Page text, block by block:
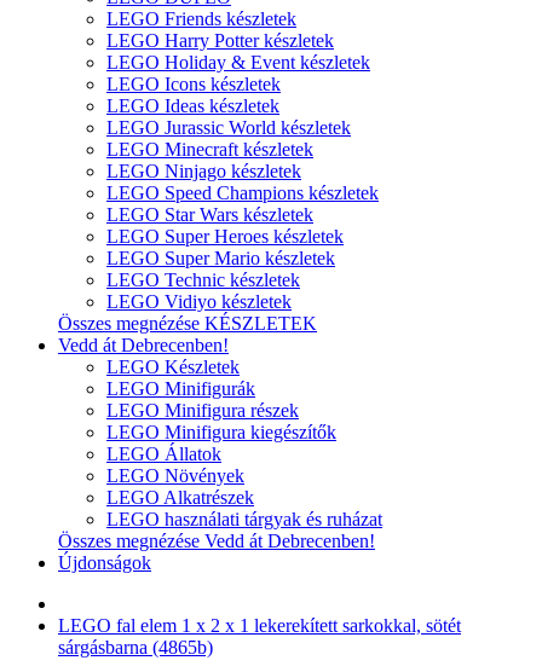
LEGO Friends készletek
LEGO Harry Potter készletek
LEGO Holiday & Event készletek
LEGO Icons készletek
LEGO Ideas készletek
LEGO Jurassic World készletek
LEGO Minecraft készletek
LEGO Ninjago készletek
LEGO Speed Champions készletek
LEGO Star Wars készletek
LEGO Super Heroes készletek
LEGO Super Mario készletek
LEGO Technic készletek
LEGO Vidiyo készletek
Összes megnézése KÉSZLETEK
Vedd át Debrecenben!
LEGO Készletek
LEGO Minifigurák
LEGO Minifigura részek
LEGO Minifigura kiegészítők
LEGO Állatok
LEGO Növények
LEGO Alkatrészek
LEGO használati tárgyak és ruházat
Összes megnézése Vedd át Debrecenben!
Újdonságok
LEGO fal elem 1 x 2 x 1 lekerekített sarkokkal, sötét
sárgásbarna (4865b)